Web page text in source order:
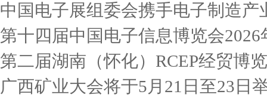
中国电子展组委会携手电子制造产
第十四届中国电子信息博览会2026
第二届湖南（怀化）RCEP经贸博
广西矿业大会将于5月21日至23日